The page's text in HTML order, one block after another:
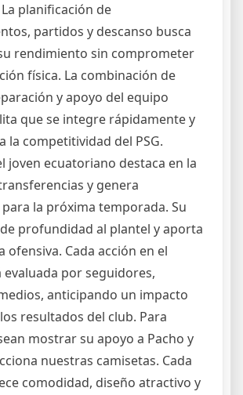
planificación de
partidos y descanso busca
rendimiento sin comprometer
física. La combinación de
y apoyo del equipo
que se integre rápidamente y
la competitividad del PSG.
joven ecuatoriano destaca en la
y genera
la próxima temporada. Su
profundidad al plantel y aporta
ofensiva. Cada acción en el
evaluada por seguidores,
anticipando un impacto
resultados del club. Para
mostrar su apoyo a Pacho y
nuestras camisetas. Cada
comodidad, diseño atractivo y